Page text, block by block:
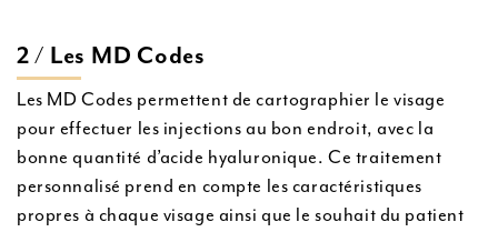
2 / Les MD Codes
Les MD Codes permettent de cartographier le visage
pour effectuer les injections au bon endroit, avec la
bonne quantité d’acide hyaluronique. Ce traitement
personnalisé prend en compte les caractéristiques
propres à chaque visage ainsi que le souhait du patient